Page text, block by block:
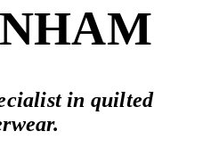
in quilted